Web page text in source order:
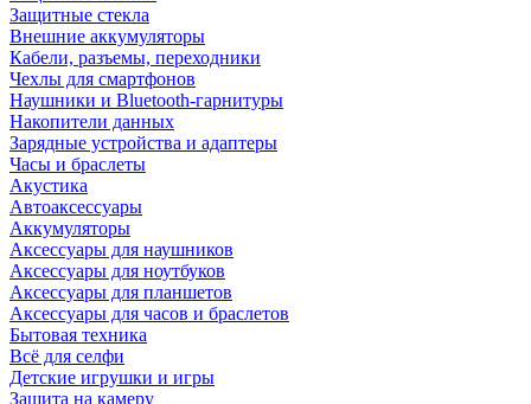
Защитные стекла
Внешние аккумуляторы
Кабели, разъемы, переходники
Чехлы для смартфонов
Наушники и Bluetooth-гарнитуры
Накопители данных
Зарядные устройства и адаптеры
Часы и браслеты
Акустика
Автоаксессуары
Аккумуляторы
Аксессуары для наушников
Аксессуары для ноутбуков
Аксессуары для планшетов
Аксессуары для часов и браслетов
Бытовая техника
Всё для селфи
Детские игрушки и игры
Защита на камеру